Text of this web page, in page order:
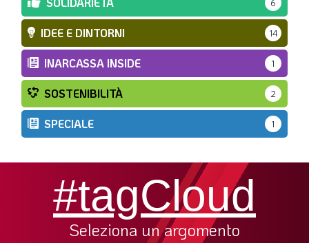
6
IDEE E DINTORNI 14
INARCASSA INSIDE 1
SOSTENIBILITÀ 2
SPECIALE 1
#tagCloud
Seleziona un argomento